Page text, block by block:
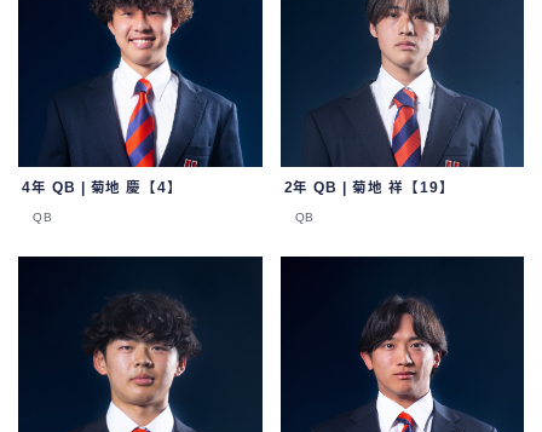
4年 QB | 菊地 慶【4】
QB
2年 QB | 菊地 祥【19】
QB